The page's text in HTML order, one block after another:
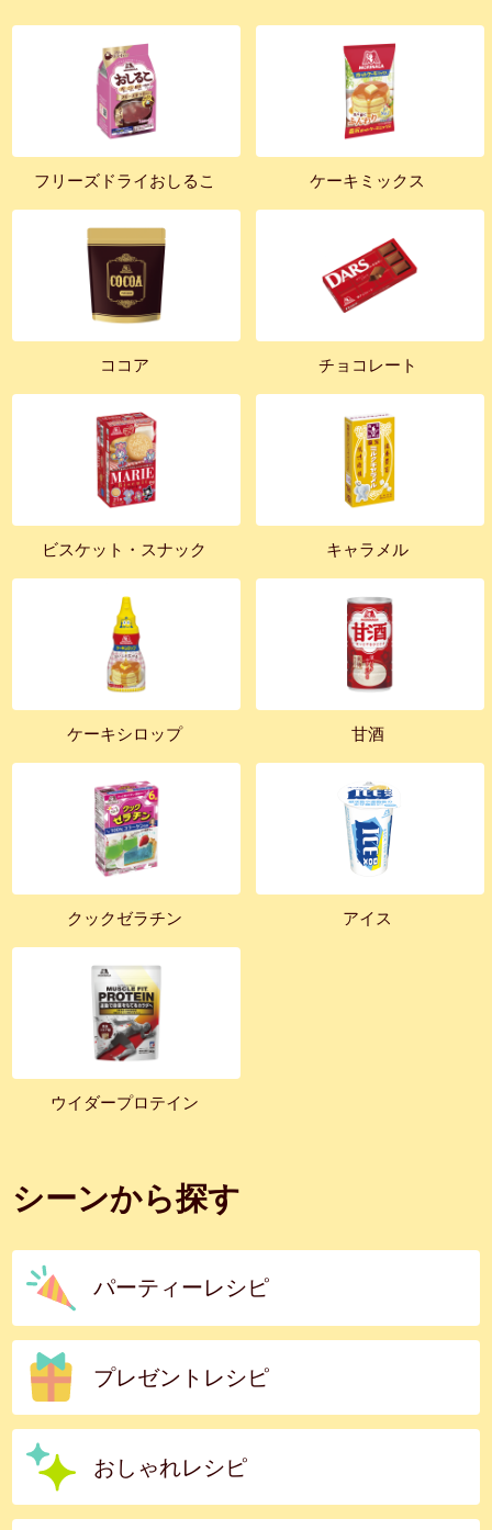
フリーズドライおしるこ ケーキミックス
ココア チョコレート
ビスケット・スナック キャラメル
ケーキシロップ 甘酒
クックゼラチン アイス
ウイダープロテイン
シーンから探す
パーティーレシピ
プレゼントレシピ
おしゃれレシピ